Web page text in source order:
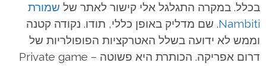
בכלל. במקרה התגלגל אלי קישור לאתר של שמורת
Nambiti. שם מדליק באופן כללי, תודו. נקודה קטנה
וממש לא ידועה בשלל האטרקציות הפופולריות של
דרום אפריקה. הכותרת היא פשוטה – Private game